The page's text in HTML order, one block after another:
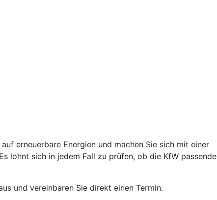
erneuerbare Energien und machen Sie sich mit einer
lohnt sich in jedem Fall zu prüfen, ob die KfW passende
und vereinbaren Sie direkt einen Termin.